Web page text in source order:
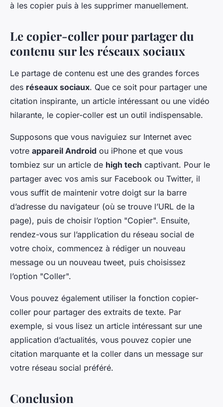
à les copier puis à les supprimer manuellement.
Le copier-coller pour partager du
contenu sur les réseaux sociaux
Le partage de contenu est une des grandes forces
des réseaux sociaux. Que ce soit pour partager une
citation inspirante, un article intéressant ou une vidéo
hilarante, le copier-coller est un outil indispensable.
Supposons que vous naviguiez sur Internet avec
votre appareil Android ou iPhone et que vous
tombiez sur un article de high tech captivant. Pour le
partager avec vos amis sur Facebook ou Twitter, il
vous suffit de maintenir votre doigt sur la barre
d’adresse du navigateur (où se trouve l’URL de la
page), puis de choisir l’option "Copier". Ensuite,
rendez-vous sur l’application du réseau social de
votre choix, commencez à rédiger un nouveau
message ou un nouveau tweet, puis choisissez
l’option "Coller".
Vous pouvez également utiliser la fonction copier-
coller pour partager des extraits de texte. Par
exemple, si vous lisez un article intéressant sur une
application d’actualités, vous pouvez copier une
citation marquante et la coller dans un message sur
votre réseau social préféré.
Conclusion